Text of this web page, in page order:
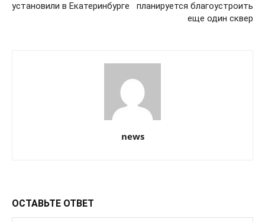
установили в Екатеринбурге
планируется благоустроить
еще один сквер
news
ОСТАВЬТЕ ОТВЕТ